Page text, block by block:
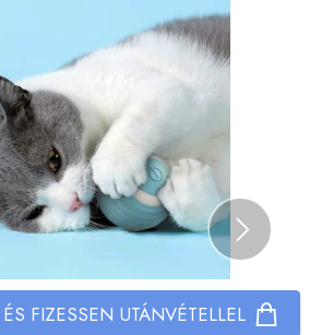
FIZESSEN UTÁNVÉTELLEL